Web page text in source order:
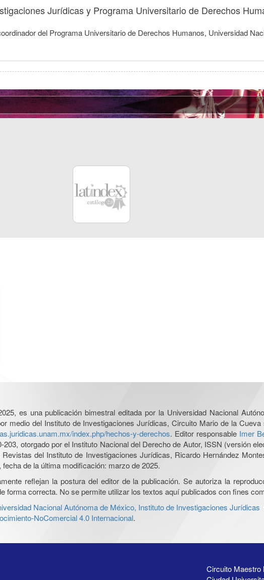
Jurídicas y Programa Universitario de Derechos
del Programa Universitario de Derechos Humanos, Universidad
es una publicación bimestral editada por la Universidad Nacional
medio del Instituto de Investigaciones Jurídicas, Circuito Mario de la
index.php/hechos-y-derechos. Editor responsable Imer
otorgado por el Instituto Nacional del Derecho de Autor, ISSN (versión
del Instituto de Investigaciones Jurídicas, Ricardo Hernández
de la última modificación: marzo de 2025.
reflejan la postura del editor de la publicación. Se autoriza la
forma correcta. No se permite utilizar los textos aquí publicados con fines
Nacional Autónoma de México, Instituto de Investigaciones Jurídicas
NoComercial 4.0 Internacional.
Circuito Maestro